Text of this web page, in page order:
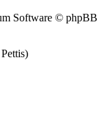
Software © phpBB